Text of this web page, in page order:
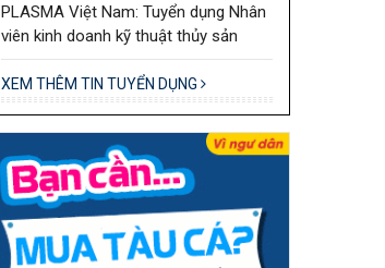
PLASMA Việt Nam: Tuyển dụng Nhân
viên kinh doanh kỹ thuật thủy sản
XEM THÊM TIN TUYỂN DỤNG